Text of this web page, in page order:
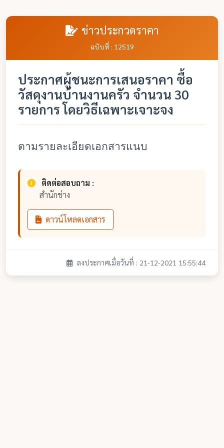
ข่าวประกวดราคา
ฉบับที่ : 12519
ประกาศผู้ชนะการเสนอราคา ซื้อ
วัสดุงานบ้านงานครัว จำนวน 30
รายการ โดยวิธีเฉพาะเจาะจง
ตามรายละเอียดเอกสารแนบ
ติดต่อสอบถาม :
สำนักช่าง
ดาวน์โหลดเอกสาร
ลงประกาศเมื่อวันที่ : 21-12-2021 15:55:44